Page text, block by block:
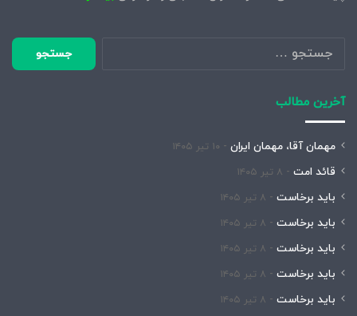
جستجو
برای:
آخرین مطالب
مهمان آقا، مهمان ایران ۱۰ تیر ۱۴۰۵
قائد امت ۸ تیر ۱۴۰۵
باید برخاست ۸ تیر ۱۴۰۵
باید برخاست ۸ تیر ۱۴۰۵
باید برخاست ۸ تیر ۱۴۰۵
باید برخاست ۸ تیر ۱۴۰۵
باید برخاست ۸ تیر ۱۴۰۵